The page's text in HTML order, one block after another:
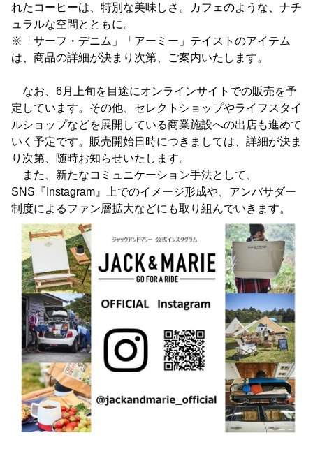
れたコーヒーは、特別な美味しさ。カフェのような、ナチ
ュラルな空間とともに。
※「サーフ・デニム」「アーミー」テイストのアイテム
は、商品の詳細が決まり次第、ご案内いたします。
なお、6月上旬を目途にオンラインサイトでの販売を予
定しています。その他、セレクトショップやライフスタイ
ルショップなどを展開している商業施設への出店も進めて
いく予定です。販売開始日時につきましては、詳細が決ま
り次第、随時お知らせいたします。
また、新たなコミュニケーション手法として、
SNS『Instagram』上でのイメージ形成や、アンバサダー
制度によるファン層拡大などにも取り組んでいきます。